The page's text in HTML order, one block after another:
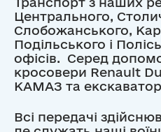
Центрального,
Слобожанського,
Подільського і
офісів. Серед
кросовери Renault
КАМАЗ та
Всі передачі